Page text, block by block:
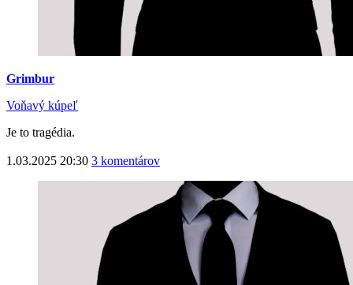
Grimbur
Voňavý kúpeľ
Je to tragédia.
1.03.2025 20:30 3 komentárov